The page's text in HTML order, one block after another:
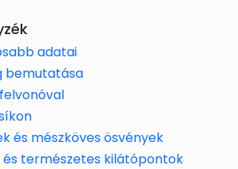
adatai
bemutatása
és mészköves ösvények
és természetes kilátópontok